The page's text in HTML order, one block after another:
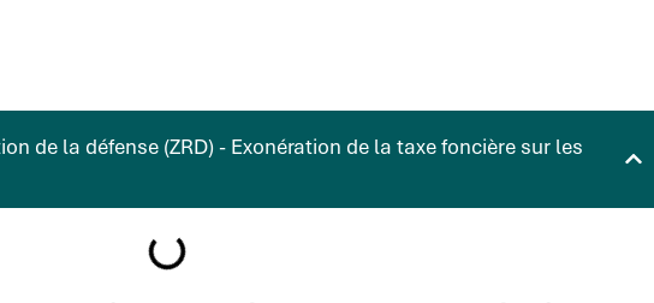
de la défense (ZRD) - Exonération de la taxe foncière sur les